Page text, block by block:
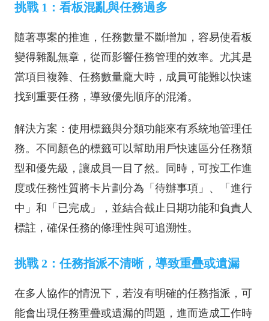
挑戰 1：看板混亂與任務過多
隨著專案的推進，任務數量不斷增加，容易使看板
變得雜亂無章，從而影響任務管理的效率。尤其是
當項目複雜、任務數量龐大時，成員可能難以快速
找到重要任務，導致優先順序的混淆。
解決方案：使用標籤與分類功能來有系統地管理任
務。不同顏色的標籤可以幫助用戶快速區分任務類
型和優先級，讓成員一目了然。同時，可按工作進
度或任務性質將卡片劃分為「待辦事項」、「進行
中」和「已完成」，並結合截止日期功能和負責人
標註，確保任務的條理性與可追溯性。
挑戰 2：任務指派不清晰，導致重疊或遺漏
在多人協作的情況下，若沒有明確的任務指派，可
能會出現任務重疊或遺漏的問題，進而造成工作時